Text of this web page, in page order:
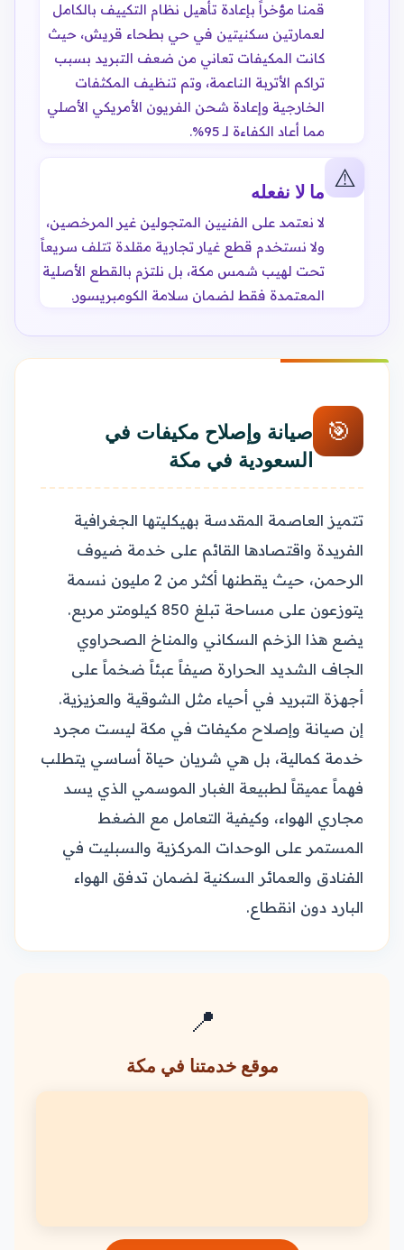
قمنا مؤخراً بإعادة تأهيل نظام التكييف بالكامل
لعمارتين سكنيتين في حي بطحاء قريش، حيث
كانت المكيفات تعاني من ضعف التبريد بسبب
تراكم الأتربة الناعمة، وتم تنظيف المكثفات
الخارجية وإعادة شحن الفريون الأمريكي الأصلي
مما أعاد الكفاءة لـ 95%.
⚠️ ما لا نفعله
لا نعتمد على الفنيين المتجولين غير المرخصين،
ولا نستخدم قطع غيار تجارية مقلدة تتلف سريعاً
تحت لهيب شمس مكة، بل نلتزم بالقطع الأصلية
المعتمدة فقط لضمان سلامة الكومبريسور.
🎯
صيانة وإصلاح مكيفات في
السعودية في مكة
تتميز العاصمة المقدسة بهيكليتها الجغرافية
الفريدة واقتصادها القائم على خدمة ضيوف
الرحمن، حيث يقطنها أكثر من 2 مليون نسمة
يتوزعون على مساحة تبلغ 850 كيلومتر مربع.
يضع هذا الزخم السكاني والمناخ الصحراوي
الجاف الشديد الحرارة صيفاً عبئاً ضخماً على
أجهزة التبريد في أحياء مثل الشوقية والعزيزية.
إن صيانة وإصلاح مكيفات في مكة ليست مجرد
خدمة كمالية، بل هي شريان حياة أساسي يتطلب
فهماً عميقاً لطبيعة الغبار الموسمي الذي يسد
مجاري الهواء، وكيفية التعامل مع الضغط
المستمر على الوحدات المركزية والسبليت في
الفنادق والعمائر السكنية لضمان تدفق الهواء
البارد دون انقطاع.
📍
موقع خدمتنا في مكة